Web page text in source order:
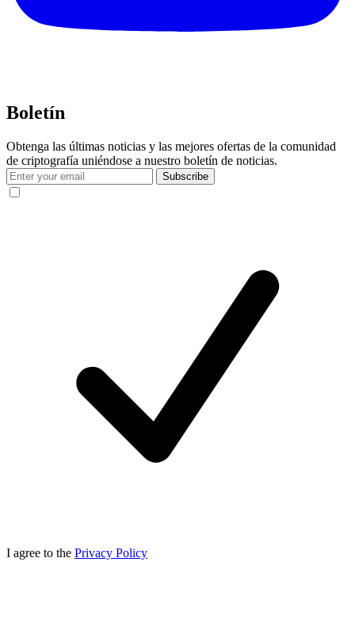
Boletín
Obtenga las últimas noticias y las mejores ofertas de la comunidad
de criptografía uniéndose a nuestro boletín de noticias.
Subscribe
I agree to the Privacy Policy